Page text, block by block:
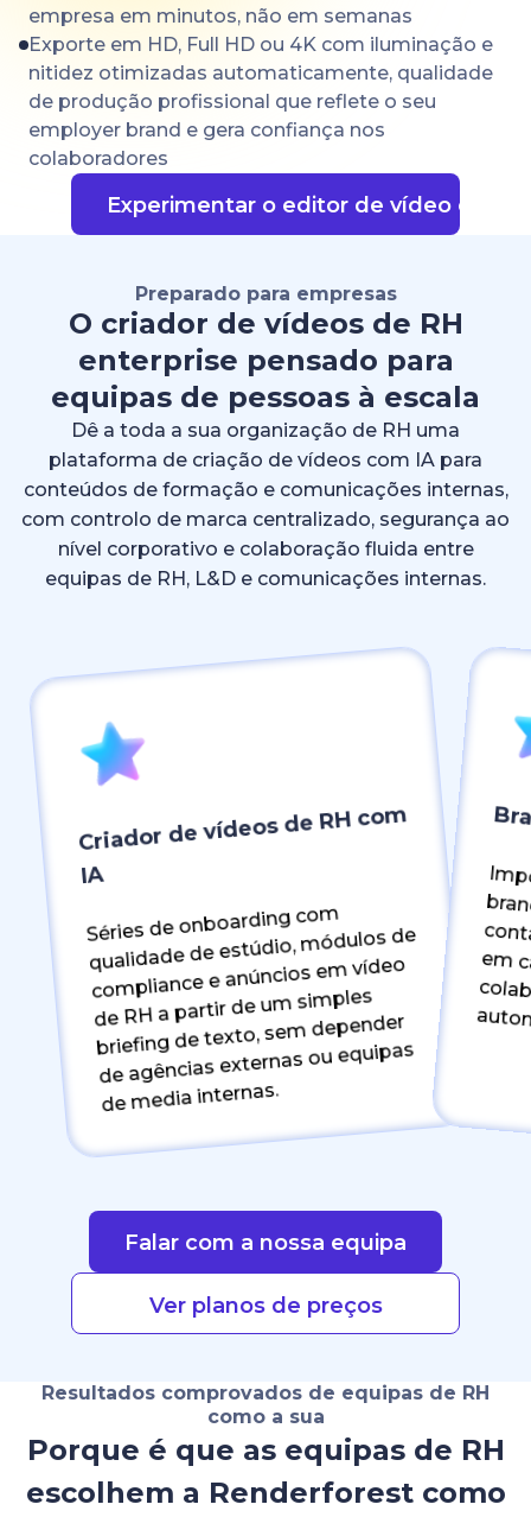
empresa em minutos, não em semanas
Exporte em HD, Full HD ou 4K com iluminação e
nitidez otimizadas automaticamente, qualidade
de produção profissional que reflete o seu
employer brand e gera confiança nos
colaboradores
Experimentar o editor de vídeo com
Preparado para empresas
O criador de vídeos de RH
enterprise pensado para
equipas de pessoas à escala
Dê a toda a sua organização de RH uma
plataforma de criação de vídeos com IA para
conteúdos de formação e comunicações internas,
com controlo de marca centralizado, segurança ao
nível corporativo e colaboração fluida entre
equipas de RH, L&D e comunicações internas.
Criador de vídeos de RH com
IA
Séries de onboarding com
qualidade de estúdio, módulos de
compliance e anúncios em vídeo
de RH a partir de um simples
briefing de texto, sem depender
de agências externas ou equipas
de media internas.
contacto
Falar com a nossa equipa
Ver planos de preços
Resultados comprovados de equipas de RH
como a sua
Porque é que as equipas de RH
escolhem a Renderforest como